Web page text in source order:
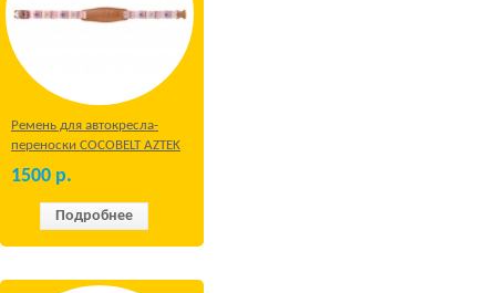
Ремень для автокресла-
переноски COCOBELT AZTEK
1500 р.
Подробнее